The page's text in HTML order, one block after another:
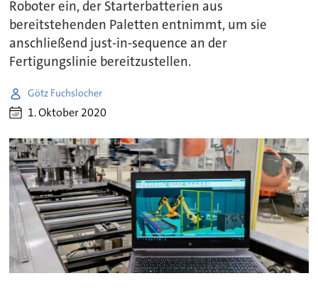
Roboter ein, der Starterbatterien aus
bereitstehenden Paletten entnimmt, um sie
anschließend just-in-sequence an der
Fertigungslinie bereitzustellen.
Götz Fuchslocher
1. Oktober 2020